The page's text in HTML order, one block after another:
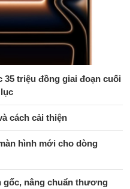
35 triệu đồng giai đoạn cuối
cách cải thiện
hình mới cho dòng
gốc, nâng chuẩn thương